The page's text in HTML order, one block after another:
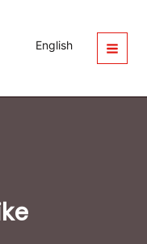
English